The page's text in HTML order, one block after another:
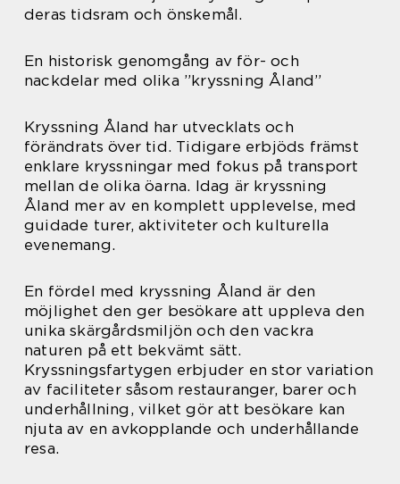
deras tidsram och önskemål.
En historisk genomgång av för- och
nackdelar med olika ”kryssning Åland”
Kryssning Åland har utvecklats och
förändrats över tid. Tidigare erbjöds främst
enklare kryssningar med fokus på transport
mellan de olika öarna. Idag är kryssning
Åland mer av en komplett upplevelse, med
guidade turer, aktiviteter och kulturella
evenemang.
En fördel med kryssning Åland är den
möjlighet den ger besökare att uppleva den
unika skärgårdsmiljön och den vackra
naturen på ett bekvämt sätt.
Kryssningsfartygen erbjuder en stor variation
av faciliteter såsom restauranger, barer och
underhållning, vilket gör att besökare kan
njuta av en avkopplande och underhållande
resa.